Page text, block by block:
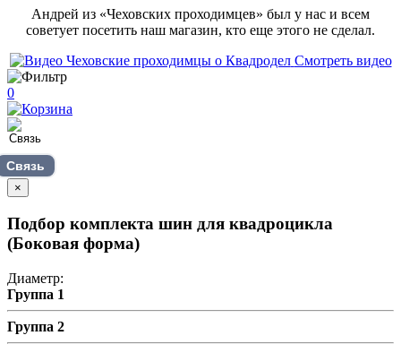
Андрей из «Чеховских проходимцев» был у нас и всем
советует посетить наш магазин, кто еще этого не сделал.
Смотреть видео
0
Связь
×
Подбор комплекта шин для квадроцикла
(Боковая форма)
Диаметр:
Группа 1
Группа 2